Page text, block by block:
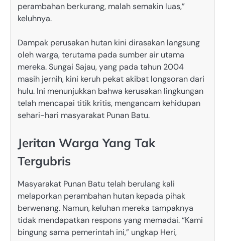
perambahan berkurang, malah semakin luas,”
keluhnya.
Dampak perusakan hutan kini dirasakan langsung
oleh warga, terutama pada sumber air utama
mereka. Sungai Sajau, yang pada tahun 2004
masih jernih, kini keruh pekat akibat longsoran dari
hulu. Ini menunjukkan bahwa kerusakan lingkungan
telah mencapai titik kritis, mengancam kehidupan
sehari-hari masyarakat Punan Batu.
Jeritan Warga Yang Tak
Tergubris
Masyarakat Punan Batu telah berulang kali
melaporkan perambahan hutan kepada pihak
berwenang. Namun, keluhan mereka tampaknya
tidak mendapatkan respons yang memadai. “Kami
bingung sama pemerintah ini,” ungkap Heri,